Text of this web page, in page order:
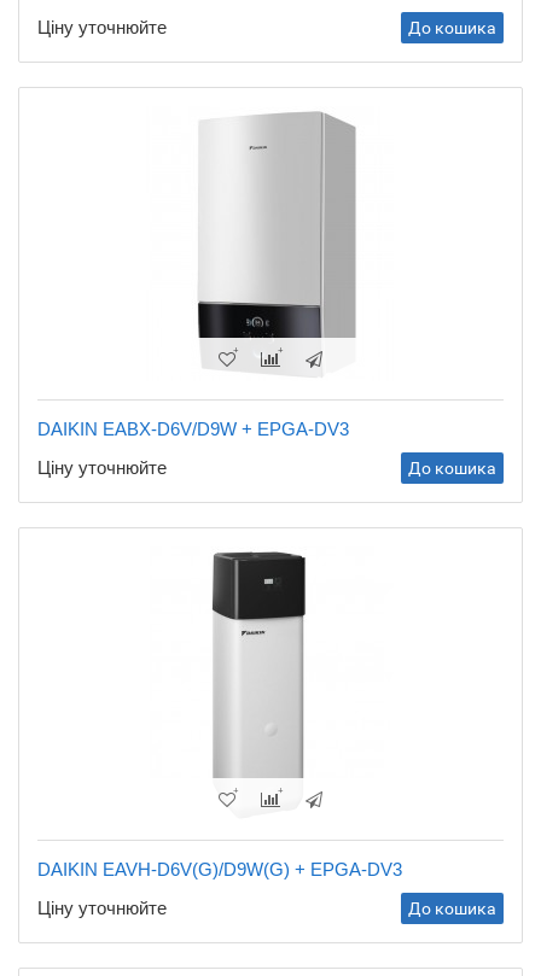
Ціну уточнюйте
До кошика
DAIKIN EABX-D6V/D9W + EPGA-DV3
Ціну уточнюйте
До кошика
DAIKIN EAVH-D6V(G)/D9W(G) + EPGA-DV3
Ціну уточнюйте
До кошика